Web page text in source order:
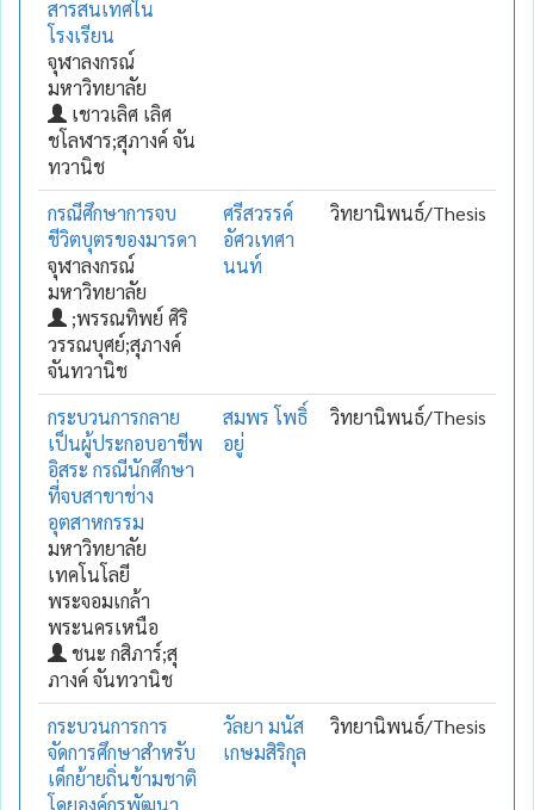
สารสนเทศใน
โรงเรียน
จุฬาลงกรณ์
มหาวิทยาลัย
เชาวเลิศ เลิศ
ชโลฬาร;สุภางค์ จัน
ทวานิช
กรณีศึกษาการจบ
ชีวิตบุตรของมารดา
จุฬาลงกรณ์
มหาวิทยาลัย
;พรรณทิพย์ ศิริ
วรรณบุศย์;สุภางค์
จันทวานิช
ศรีสวรรค์
อัศวเทศา
นนท์
วิทยานิพนธ์/Thesis
กระบวนการกลาย
เป็นผู้ประกอบอาชีพ
อิสระ กรณีนักศึกษา
ที่จบสาขาช่าง
อุตสาหกรรม
มหาวิทยาลัย
เทคโนโลยี
พระจอมเกล้า
พระนครเหนือ
ชนะ กสิภาร์;สุ
ภางค์ จันทวานิช
สมพร โพธิ์
อยู่
วิทยานิพนธ์/Thesis
กระบวนการการ
จัดการศึกษาสำหรับ
เด็กย้ายถิ่นข้ามชาติ
โดยองค์กรพัฒนา
วัลยา มนัส
เกษมสิริกุล
วิทยานิพนธ์/Thesis